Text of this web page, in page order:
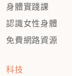
身體實踐課
認識女性身體
免費網路資源
科技